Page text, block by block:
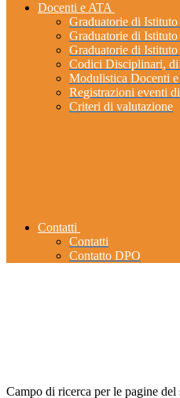
Docenti e ATA
Graduatorie di
Graduatorie di
Graduatorie di
Codici Disciplinari,
Modulistica Docenti
Registrazioni eventi
Criteri di valutazione
Contatti
Contatti
Contatto DPO
Campo di ricerca per le pagine del